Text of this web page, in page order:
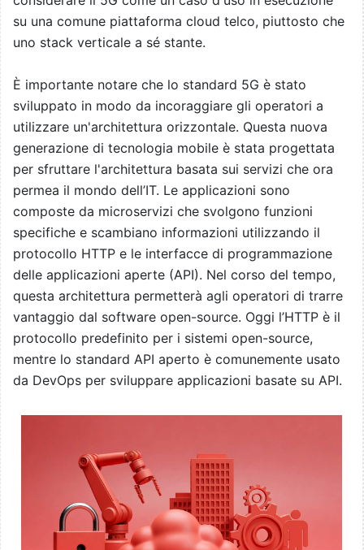
su una comune piattaforma cloud telco, piuttosto che
uno stack verticale a sé stante.
È importante notare che lo standard 5G è stato
sviluppato in modo da incoraggiare gli operatori a
utilizzare un'architettura orizzontale. Questa nuova
generazione di tecnologia mobile è stata progettata
per sfruttare l'architettura basata sui servizi che ora
permea il mondo dell’IT. Le applicazioni sono
composte da microservizi che svolgono funzioni
specifiche e scambiano informazioni utilizzando il
protocollo HTTP e le interfacce di programmazione
delle applicazioni aperte (API). Nel corso del tempo,
questa architettura permetterà agli operatori di trarre
vantaggio dal software open-source. Oggi l’HTTP è il
protocollo predefinito per i sistemi open-source,
mentre lo standard API aperto è comunemente usato
da DevOps per sviluppare applicazioni basate su API.